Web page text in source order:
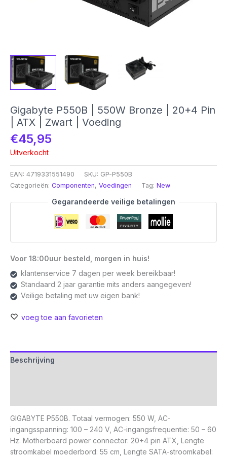
Gigabyte P550B | 550W Bronze | 20+4 Pin
| ATX | Zwart | Voeding
€45,95
Uitverkocht
EAN: 4719331551490 SKU: GP-P550B
Categorieën: Componenten, Voedingen Tag: New
Gegarandeerde veilige betalingen
Voor 18:00uur besteld, morgen in huis!
klantenservice 7 dagen per week bereikbaar!
Standaard 2 jaar garantie mits anders aangegeven!
Veilige betaling met uw eigen bank!
voeg toe aan favorieten
Beschrijving
GIGABYTE P550B. Totaal vermogen: 550 W, AC-
ingangsspanning: 100 – 240 V, AC-ingangsfrequentie: 50 – 60
Hz. Motherboard power connector: 20+4 pin ATX, Lengte
stroomkabel moederbord: 55 cm, Lengte SATA-stroomkabel: